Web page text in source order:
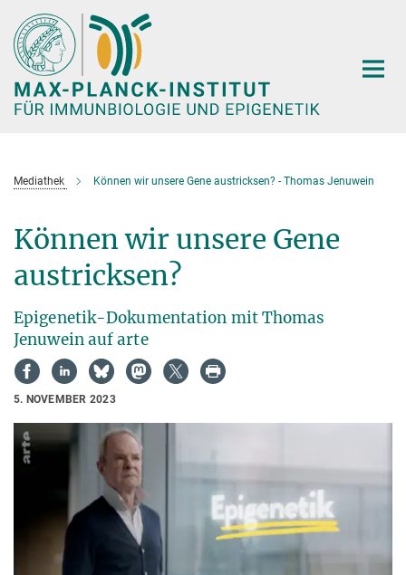
Hauptinhalt
Mediathek Können wir unsere Gene austricksen? - Thomas Jenuwein
Können wir unsere Gene
austricksen?
Epigenetik-Dokumentation mit Thomas
Jenuwein auf arte
5. NOVEMBER 2023